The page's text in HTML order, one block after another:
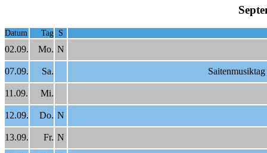
Datum Tag S
02.09. Mo. N
07.09. Sa.
11.09. Mi.
12.09. Do. N
13.09. Fr. N